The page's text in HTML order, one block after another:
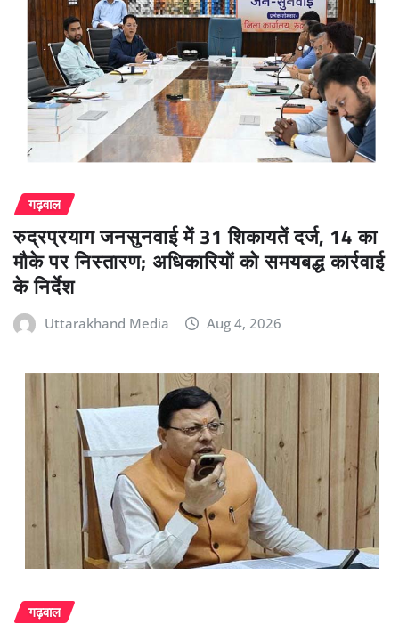
गढ़वाल
रुद्रप्रयाग जनसुनवाई में 31 शिकायतें दर्ज, 14 का
मौके पर निस्तारण; अधिकारियों को समयबद्ध कार्रवाई
के निर्देश
Uttarakhand Media Aug 4, 2026
गढ़वाल